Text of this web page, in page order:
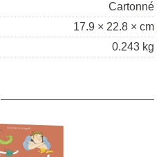
Cartonné
17.9 × 22.8 × cm
0.243 kg